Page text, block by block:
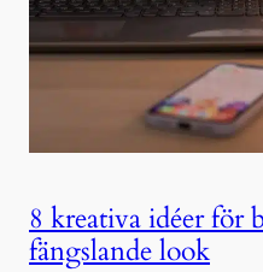
8 kreativa idéer för
fängslande look